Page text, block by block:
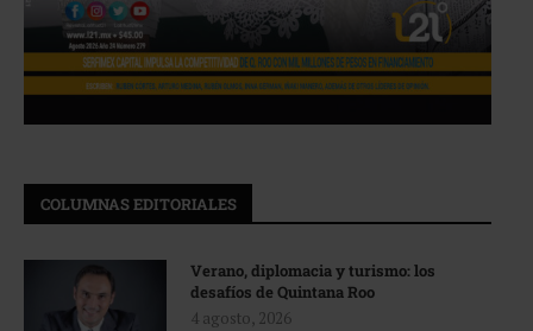
COLUMNAS EDITORIALES
Verano, diplomacia y turismo: los
desafíos de Quintana Roo
4 agosto, 2026